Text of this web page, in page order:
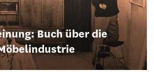
Buch über die